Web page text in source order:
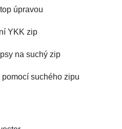
úpravou
YKK zip
na suchý zip
suchého zipu